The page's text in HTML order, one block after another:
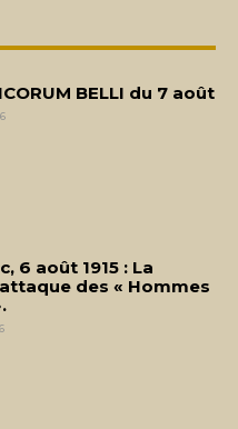
BELLI du 7 août
6 août 1915 : La
des « Hommes